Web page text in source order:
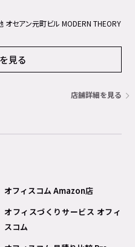
セアン元町ビル MODERN THEORY
見る
店舗詳細を見る
オフィスコム Amazon店
オフィスづくりサービス オフィ
スコム